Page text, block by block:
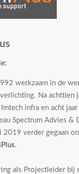
werkzaam in de
Na achttien
infra en acht
Spectrum Advies &
2019 verder gegaan
.
als Projectleider bij